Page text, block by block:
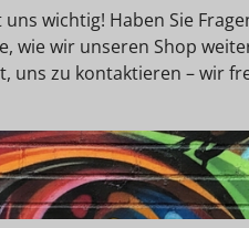
uns wichtig! Haben Sie
wie wir unseren Shop
uns zu kontaktieren – wir